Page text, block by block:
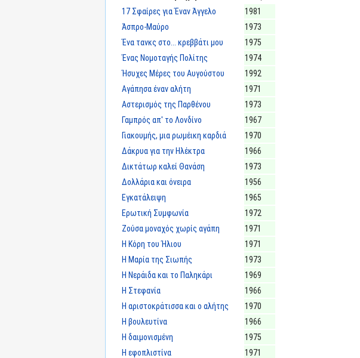
17 Σφαίρες για Έναν Άγγελο
1981
Άσπρο-Μαύρο
1973
Ένα τανκς στο... κρεββάτι μου
1975
Ένας Νομοταγής Πολίτης
1974
Ήσυχες Μέρες του Αυγούστου
1992
Αγάπησα έναν αλήτη
1971
Αστερισμός της Παρθένου
1973
Γαμπρός απ' το Λονδίνο
1967
Γιακουμής, μια ρωμέικη καρδιά
1970
Δάκρυα για την Ηλέκτρα
1966
Δικτάτωρ καλεί Θανάση
1973
Δολλάρια και όνειρα
1956
Εγκατάλειψη
1965
Ερωτική Συμφωνία
1972
Ζούσα μοναχός χωρίς αγάπη
1971
Η Κόρη του Ήλιου
1971
Η Μαρία της Σιωπής
1973
Η Νεράιδα και το Παληκάρι
1969
Η Στεφανία
1966
Η αριστοκράτισσα και ο αλήτης
1970
Η βουλευτίνα
1966
Η δαιμονισμένη
1975
Η εφοπλιστίνα
1971